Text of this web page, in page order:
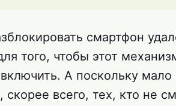
смартфон
того, чтобы этот
А поскольку мало
скорее всего, тех, кто не